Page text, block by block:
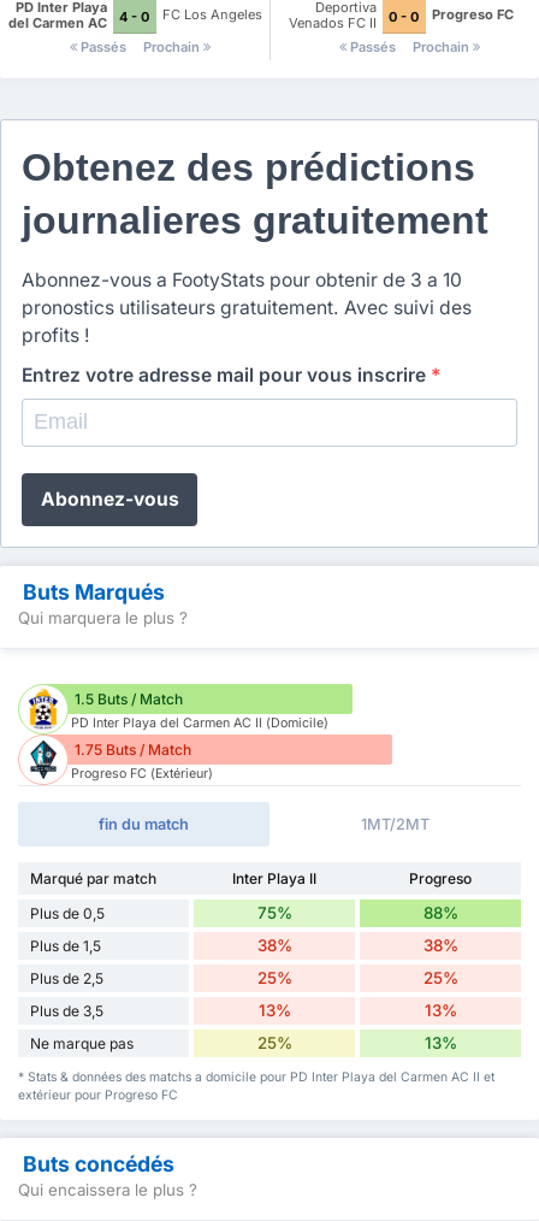
II
PD Inter Playa
del Carmen AC
4 - 0
FC Los Angeles
Passés
Prochain
Deportiva
Venados FC II
0 - 0
Progreso FC
Passés
Prochain
Obtenez des prédictions
journalieres gratuitement
Abonnez-vous a FootyStats pour obtenir de 3 a 10
pronostics utilisateurs gratuitement. Avec suivi des
profits !
Entrez votre adresse mail pour vous inscrire *
Abonnez-vous
Buts Marqués
Qui marquera le plus ?
1.5 Buts / Match
PD Inter Playa del Carmen AC II (Domicile)
1.75 Buts / Match
Progreso FC (Extérieur)
fin du match 1MT/2MT
Marqué par match Inter Playa II
Progreso
Plus de 0,5
75% 88%
Plus de 1,5 38% 38%
Plus de 2,5 25% 25%
Plus de 3,5 13% 13%
Ne marque pas 25% 13%
* Stats & données des matchs a domicile pour PD Inter Playa del Carmen AC II et
extérieur pour Progreso FC
Buts concédés
Qui encaissera le plus ?